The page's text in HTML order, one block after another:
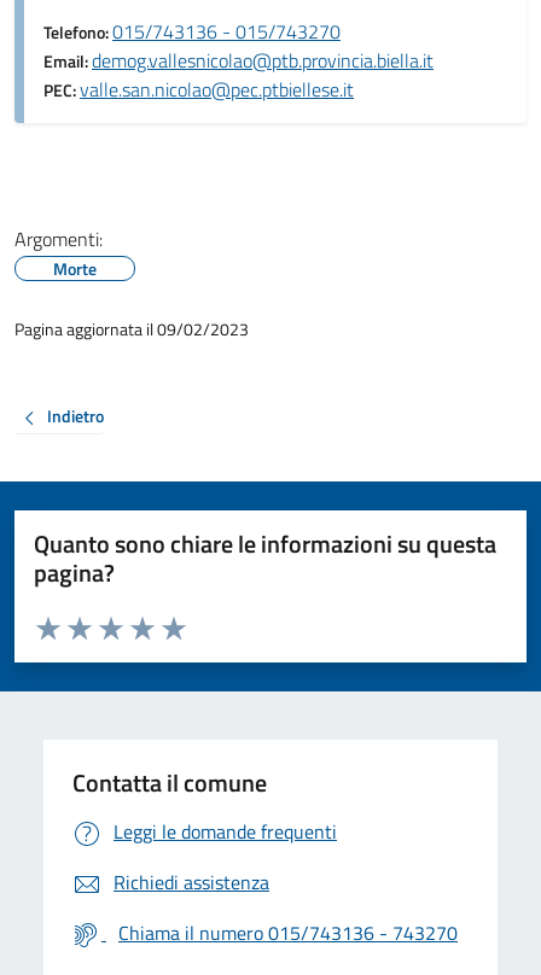
Telefono:015/743136 - 015/743270
Email:demog.vallesnicolao@ptb.provincia.biella.it
PEC:valle.san.nicolao@pec.ptbiellese.it
Argomenti:
Morte
Pagina aggiornata il 09/02/2023
Indietro
Quanto sono chiare le informazioni su questa
pagina?
Valuta da 1 a 5 stelle la pagina
Valuta 5 stelle su 5
Valuta 4 stelle su 5
Valuta 3 stelle su 5
Valuta 2 stelle su 5
Valuta 1 stelle su 5
Contatta il comune
Leggi le domande frequenti
Richiedi assistenza
Chiama il numero 015/743136 - 743270